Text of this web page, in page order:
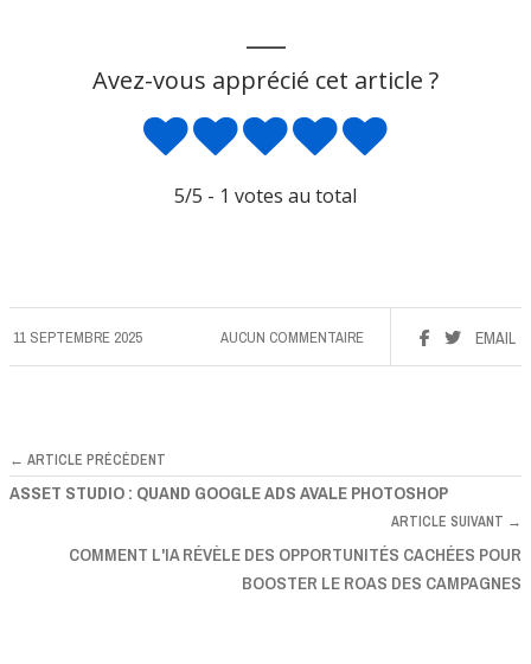
Avez-vous apprécié cet article ?
5/5 - 1 votes au total
11 SEPTEMBRE 2025 EMAIL
AUCUN COMMENTAIRE
← ARTICLE PRÉCÉDENT
ASSET STUDIO : QUAND GOOGLE ADS AVALE PHOTOSHOP
ARTICLE SUIVANT →
COMMENT L'IA RÉVÈLE DES OPPORTUNITÉS CACHÉES POUR
BOOSTER LE ROAS DES CAMPAGNES